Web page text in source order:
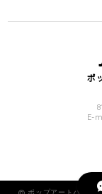
ポ
E-